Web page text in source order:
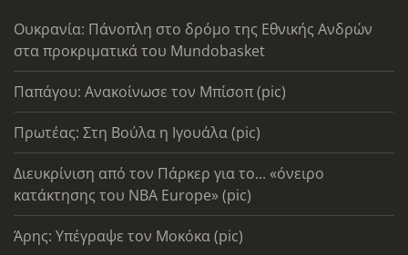
Ουκρανία: Πάνοπλη στο δρόμο της Εθνικής Ανδρών
στα προκριματικά του Mundobasket
Παπάγου: Ανακοίνωσε τον Μπίσοπ (pic)
Πρωτέας: Στη Βούλα η Ιγουάλα (pic)
Διευκρίνιση από τον Πάρκερ για το... «όνειρο
κατάκτησης του ΝΒΑ Europe» (pic)
Άρης: Υπέγραψε τον Μοκόκα (pic)